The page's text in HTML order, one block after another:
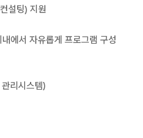
설팅) 지원
에서 자유롭게 프로그램 구성
리시스템)